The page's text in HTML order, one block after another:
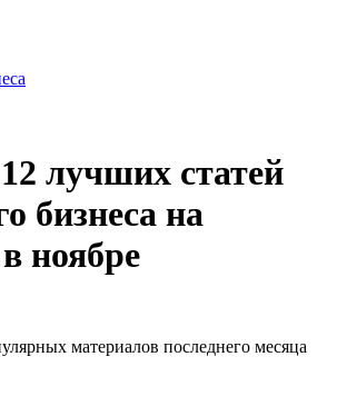
лучших статей
бизнеса на
ноябре
материалов последнего месяца